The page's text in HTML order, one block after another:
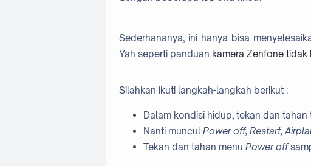
Sederhananya, ini hanya bisa
Yah seperti panduan kamera Zenfone tidak
Silahkan ikuti langkah-langkah berikut :
Dalam kondisi hidup, tekan dan
Nanti muncul Power off, Restart,
Tekan dan tahan menu Power off